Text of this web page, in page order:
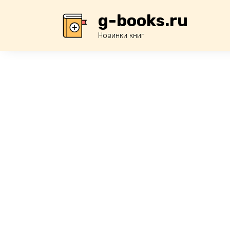
g-books.ru
Новинки книг